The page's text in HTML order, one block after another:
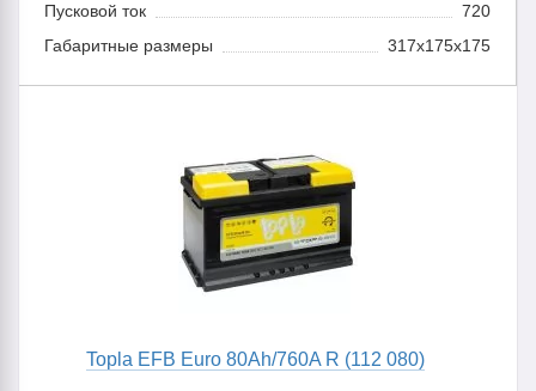
Пусковой ток
720
Габаритные размеры
317x175x175
Topla EFB Euro 80Ah/760A R (112 080)